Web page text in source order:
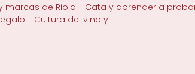
marcas de Rioja
Cata y aprender a
Cultura del vino y